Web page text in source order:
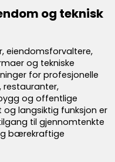
og teknisk
eiendomsforvaltere,
og tekniske
for profesjonelle
restauranter,
og offentlige
langsiktig funksjon er
til gjennomtenkte
bærekraftige